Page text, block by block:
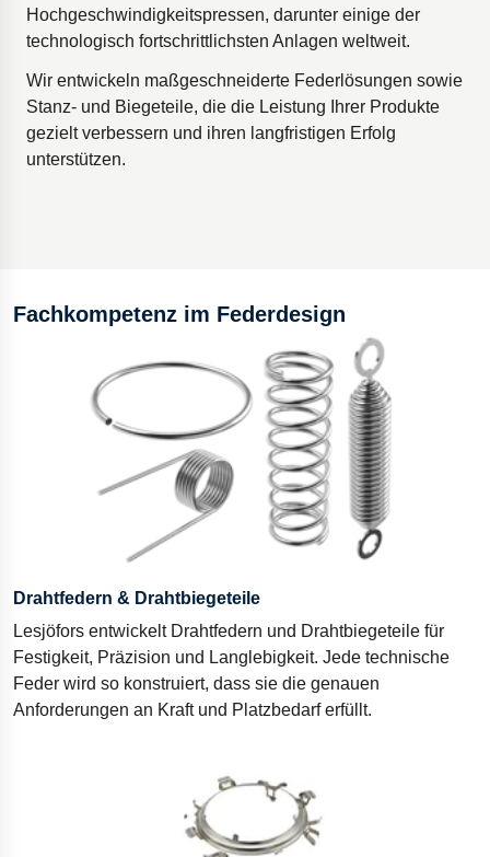
Hochgeschwindigkeitspressen, darunter einige der
technologisch fortschrittlichsten Anlagen weltweit.
Wir entwickeln maßgeschneiderte Federlösungen sowie
Stanz- und Biegeteile, die die Leistung Ihrer Produkte
gezielt verbessern und ihren langfristigen Erfolg
unterstützen.
Fachkompetenz im Federdesign
Drahtfedern & Drahtbiegeteile
Lesjöfors entwickelt Drahtfedern und Drahtbiegeteile für
Festigkeit, Präzision und Langlebigkeit. Jede technische
Feder wird so konstruiert, dass sie die genauen
Anforderungen an Kraft und Platzbedarf erfüllt.